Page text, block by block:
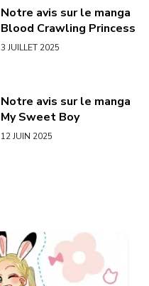
Notre avis sur le manga
Blood Crawling Princess
3 JUILLET 2025
Notre avis sur le manga
My Sweet Boy
12 JUIN 2025